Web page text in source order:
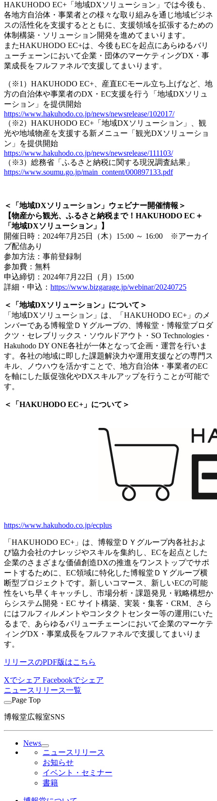
HAKUHODO EC+「地域DXソリューション」では今後も、
各地方自治体・事業者との様々な取り組みを通じ地域ビジネ
スの活性化を支援するとともに、支援領域を拡張するための
体制構築・ソリューション開発を進めてまいります。
またHAKUHODO EC+は、今後もECを起点にあらゆるバリ
ューチェーンにおいて企業・団体のマーケティングDX・事
業成長をフルファネルで支援してまいります。
（※1）HAKUHODO EC+、産直ECモール立ち上げなど、地
方の自治体や事業者のDX・EC支援を行う「地域DXソリュ
ーション」を提供開始
https://www.hakuhodo.co.jp/news/newsrelease/102017/
（※2）HAKUHODO EC+「地域DXソリューション」、観
光や地域物産を支援する新メニュー「観光DXソリューショ
ン」を提供開始
https://www.hakuhodo.co.jp/news/newsrelease/111103/
（※3）総務省「ふるさと納税に関する現況調査結果」
https://www.soumu.go.jp/main_content/000897133.pdf
＜「地域DXソリューション」ウェビナー開催情報＞
【物産から観光、ふるさと納税まで！HAKUHODO EC＋
「地域DXソリューション」】
開催日時：2024年7月25日（木）15:00 ～ 16:00 ※アーカイ
ブ配信あり
参加方法：事前登録制
参加費：無料
申込締切：2024年7月22日（月）15:00
詳細・申込： https://www.bizgarage.jp/webinar/20240725
＜「地域DXソリューション」について＞
「地域DXソリューション」は、「HAKUHODO EC+」のメ
ンバーである博報堂ＤＹグループの、博報堂・博報堂プロダ
クツ・セレブリックス・ソウルドアウト・SO Technologies・
Hakuhodo DY ONE各社が一体となって企画・運営を行いま
す。各社の地域に即した課題解決力や運用支援などの専門ス
キル、ノウハウを活かすことで、地方自治体・事業者のEC
を軸にした販促強化やDXスキルアップを行うことが可能で
す。
＜「HAKUHODO EC+」について＞
https://www.hakuhodo.co.jp/ecplus
「HAKUHODO EC+」は、博報堂ＤＹグループ内各社およ
び協⼒会社のナレッジやスキルを集約し、ECを起点とした
企業のさまざまな価値創造DXの推進をワンストップでサポ
ートするために、EC領域に特化した博報堂ＤＹグループ横
断型プロジェクトです。新しいコマース、新しいECの可能
性をいち早くキャッチし、市場分析・課題発⾒・戦略構想か
らシステム開発・EC サイト構築、実装・集客・CRM、さら
にはフルフィルメントやコンタクトセンター等の運⽤にいた
るまで、あらゆるバリューチェーンにおいて企業のマーケテ
ィングDX・事業成⻑をフルファネルで⽀援してまいりま
す。
リリースのPDF版はこちら
Xでシェア Facebookでシェア
ニュースリリース一覧
Page Top
博報堂広報室SNS
News
ニュースリリース
お知らせ
イベント・セミナー
書籍